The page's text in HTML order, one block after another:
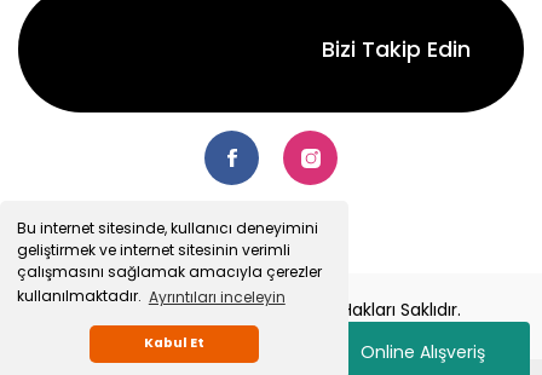
Bu internet sitesinde, kullanıcı deneyimini
geliştirmek ve internet sitesinin verimli
çalışmasını sağlamak amacıyla çerezler
kullanılmaktadır. Ayrıntıları inceleyin
Kabul Et Online Alışveriş
Bizi Takip Edin
© 2022 Senetsepet.com. Tüm Hakları Saklıdır.